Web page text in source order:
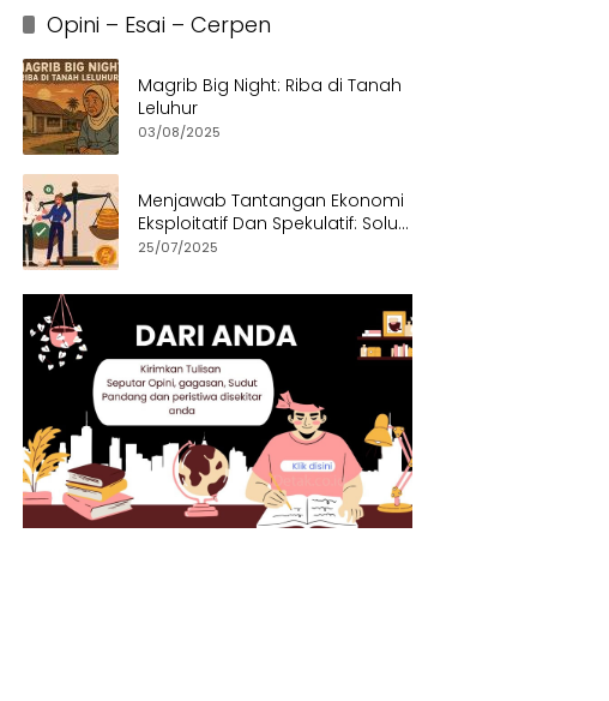
Opini – Esai – Cerpen
Magrib Big Night: Riba di Tanah
Leluhur
03/08/2025
Menjawab Tantangan Ekonomi
Eksploitatif Dan Spekulatif: Solusi
Etis dan Berkeadilan
25/07/2025